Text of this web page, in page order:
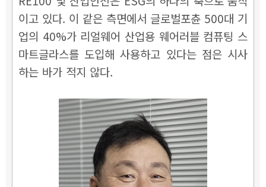
이고 있다. 이 같은 측면에서 글로벌포츈 500대 기
업의 40%가 리얼웨어 산업용 웨어러블 컴퓨팅 스
마트글라스를 도입해 사용하고 있다는 점은 시사
하는 바가 적지 않다.